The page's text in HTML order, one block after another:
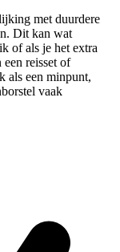
met duurdere
Dit kan wat
of als je het extra
reisset of
als een minpunt,
vaak